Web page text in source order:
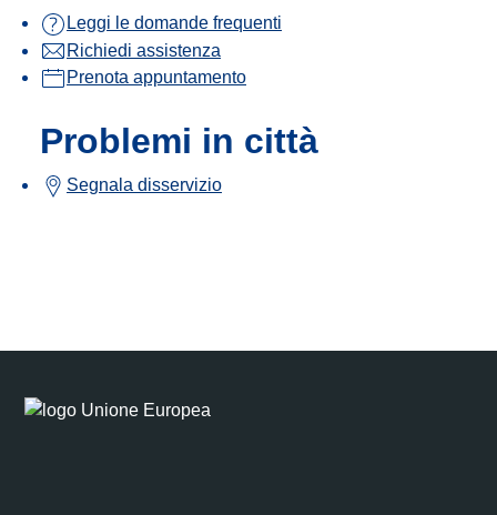
Leggi le domande frequenti
Richiedi assistenza
Prenota appuntamento
Problemi in città
Segnala disservizio